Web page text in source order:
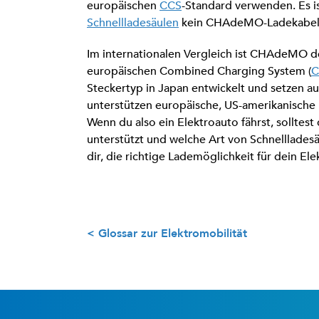
europäischen CCS-Standard verwenden. Es
Schnellladesäulen kein CHAdeMO-
Im internationalen Vergleich ist CHAdeMO
europäischen Combined Charging System (
Steckertyp in Japan entwickelt und setzen
unterstützen europäische, US-
Wenn du also ein Elektroauto fährst,
unterstützt und welche Art von
dir, die richtige Lademöglichkeit für dein
< Glossar zur Elektromobilität